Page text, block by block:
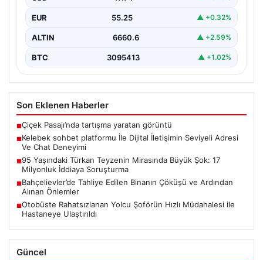
Günümüzde pek…
EUR 55.25 ▲ +0.32%
ALTIN 6660.6 ▲ +2.59%
BTC 3095413 ▲ +1.02%
Son Eklenen Haberler
■Çiçek Pasajı’nda tartışma yaratan görüntü
■Kelebek sohbet platformu İle Dijital İletişimin Seviyeli Adresi
Ve Chat Deneyimi
■95 Yaşındaki Türkan Teyzenin Mirasında Büyük Şok: 17
Milyonluk İddiaya Soruşturma
■Bahçelievler’de Tahliye Edilen Binanın Çöküşü ve Ardından
Alınan Önlemler
■Otobüste Rahatsızlanan Yolcu Şoförün Hızlı Müdahalesi ile
Hastaneye Ulaştırıldı
Güncel